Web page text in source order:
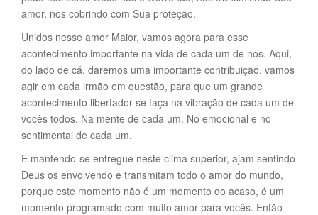
amor, nos cobrindo com Sua proteção.
Unidos nesse amor Maior, vamos agora para esse
acontecimento importante na vida de cada um de nós. Aqui,
do lado de cá, daremos uma importante contribuição, vamos
agir em cada irmão em questão, para que um grande
acontecimento libertador se faça na vibração de cada um de
vocês todos. Na mente de cada um. No emocional e no
sentimental de cada um.
E mantendo-se entregue neste clima superior, ajam sentindo
Deus os envolvendo e transmitam todo o amor do mundo,
porque este momento não é um momento do acaso, é um
momento programado com muito amor para vocês. Então